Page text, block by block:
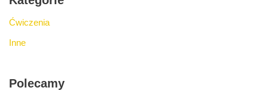
Ćwiczenia
Inne
Polecamy